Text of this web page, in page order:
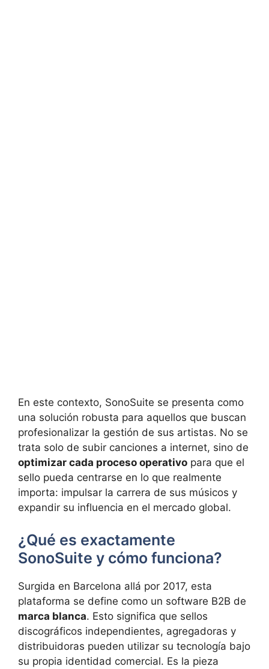
En este contexto, SonoSuite se presenta como
una solución robusta para aquellos que buscan
profesionalizar la gestión de sus artistas. No se
trata solo de subir canciones a internet, sino de
optimizar cada proceso operativo para que el
sello pueda centrarse en lo que realmente
importa: impulsar la carrera de sus músicos y
expandir su influencia en el mercado global.
¿Qué es exactamente
SonoSuite y cómo funciona?
Surgida en Barcelona allá por 2017, esta
plataforma se define como un software B2B de
marca blanca. Esto significa que sellos
discográficos independientes, agregadoras y
distribuidoras pueden utilizar su tecnología bajo
su propia identidad comercial. Es la pieza